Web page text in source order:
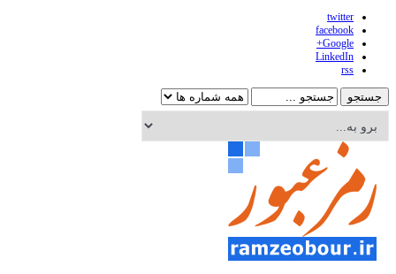
twitter
facebook
Google+
LinkedIn
rss